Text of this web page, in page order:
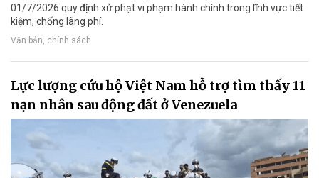
01/7/2026 quy định xử phạt vi phạm hành chính trong lĩnh vực tiết
kiệm, chống lãng phí.
Văn bản, chính sách
Lực lượng cứu hộ Việt Nam hỗ trợ tìm thấy 11
nạn nhân sau động đất ở Venezuela